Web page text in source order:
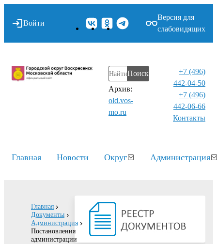
Войти
Версия для
слабовидящих
Поиск
Архив:
old.vos-
mo.ru
+7 (496)
442-04-50
+7 (496)
442-06-66
Контакты⁠
Главная Новости Округ Администрация
Главная
Документы
Администрация
Постановления
администрации